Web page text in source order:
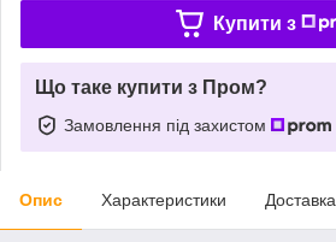
Купити з
Що таке купити з Пром?
Замовлення під захистом
Опис Характеристики Доставка